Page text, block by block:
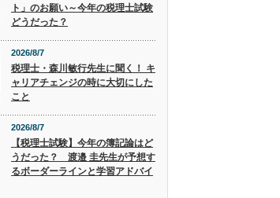
ト」のお願い～今年の税理士試験
どうだった？
2026/8/7
税理士・森川敏行先生に聞く！ キ
ャリアチェンジの時に大切にした
こと
2026/8/7
【税理士試験】今年の簿記論はど
うだった？ 渡邉 圭先生が予想す
るボーダーラインと学習アドバイ